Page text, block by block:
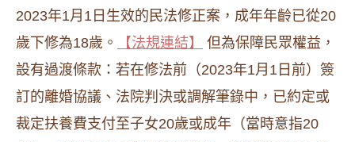
2023年1月1日生效的民法修正案，成年年齡已從20
歲下修為18歲。
【法規連結】
但為保障民眾權益，
設有過渡條款：若在修法前（2023年1月1日前）簽
訂的離婚協議、法院判決或調解筆錄中，已約定或
裁定扶養費支付至子女20歲或成年（當時意指20